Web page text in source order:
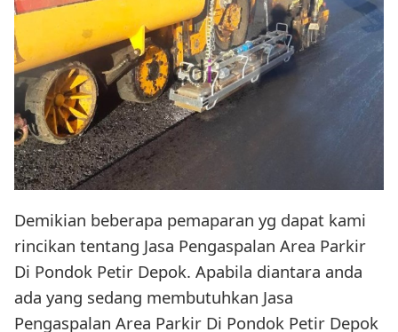
Demikian beberapa pemaparan yg dapat kami
rincikan tentang Jasa Pengaspalan Area Parkir
Di Pondok Petir Depok. Apabila diantara anda
ada yang sedang membutuhkan Jasa
Pengaspalan Area Parkir Di Pondok Petir Depok